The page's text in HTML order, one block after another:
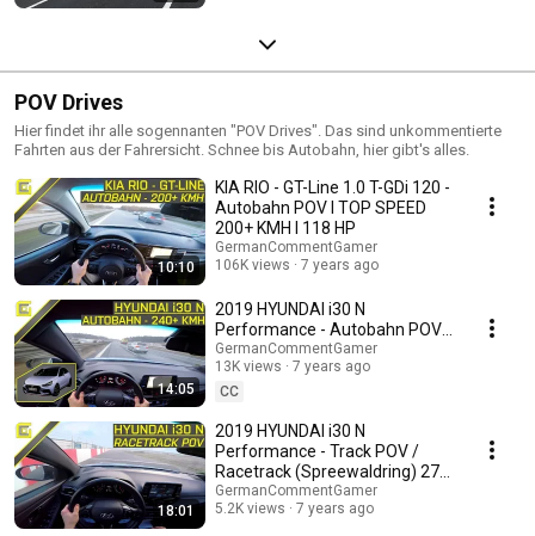
POV Drives
Hier findet ihr alle sogennanten "POV Drives". Das sind unkommentierte
Fahrten aus der Fahrersicht. Schnee bis Autobahn, hier gibt's alles.
10:10
KIA RIO - GT-Line 1.0 T-GDi 120 -
Autobahn POV I TOP SPEED
200+ KMH I 118 HP
GermanCommentGamer
106K views
7 years ago
14:05
2019 HYUNDAI i30 N
Performance - Autobahn POV I
TOP SPEED 240+ KMH I 275 PS
- N Mode
GermanCommentGamer
13K views
7 years ago
CC
18:01
2019 HYUNDAI i30 N
Performance - Track POV /
Racetrack (Spreewaldring) 275
HP - N Mode
GermanCommentGamer
5.2K views
7 years ago